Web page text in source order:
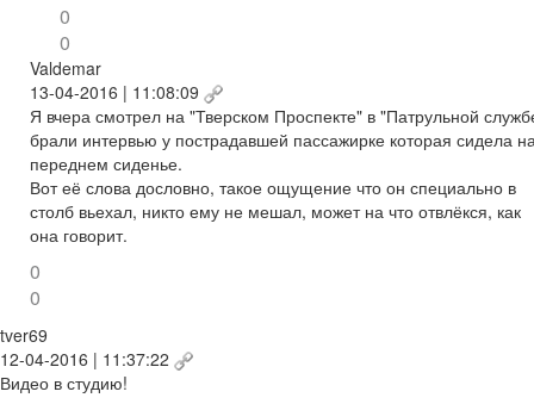
0
0
Valdemar
13-04-2016 | 11:08:09
Я вчера смотрел на "Тверском Проспекте" в "Патрульной
брали интервью у пострадавшей пассажирке которая сидела
переднем сиденье.
Вот её слова дословно, такое ощущение что он специально в
столб вьехал, никто ему не мешал, может на что отвлёкся, как
она говорит.
0
0
tver69
12-04-2016 | 11:37:22
Видео в студию!